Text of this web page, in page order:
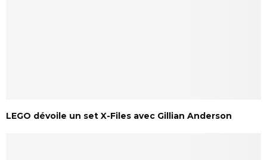
LEGO dévoile un set X-Files avec Gillian Anderson